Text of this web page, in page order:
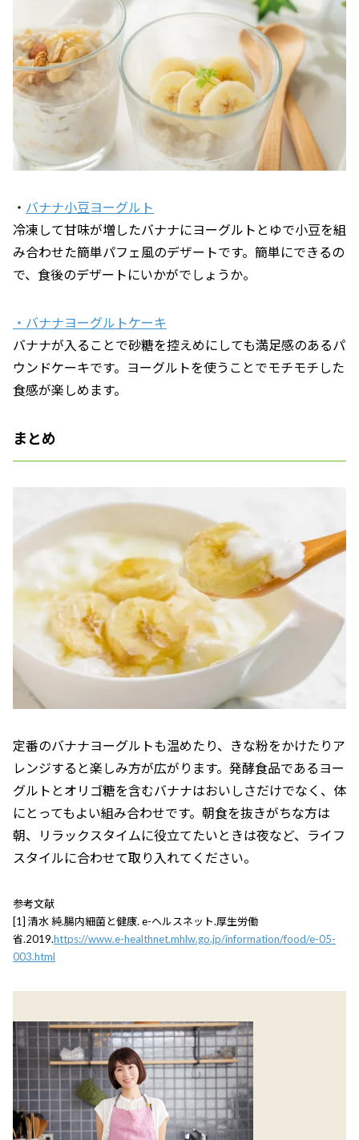
・ バナナ小豆ヨーグルト
冷凍して甘味が増したバナナにヨーグルトとゆで小豆を組
み合わせた簡単パフェ風のデザートです。簡単にできるの
で、食後のデザートにいかがでしょうか。
・バナナヨーグルトケーキ
バナナが入ることで砂糖を控えめにしても満足感のあるパ
ウンドケーキです。ヨーグルトを使うことでモチモチした
食感が楽しめます。
まとめ
定番のバナナヨーグルトも温めたり、きな粉をかけたりア
レンジすると楽しみ方が広がります。発酵食品であるヨー
グルトとオリゴ糖を含むバナナはおいしさだけでなく、体
にとってもよい組み合わせです。朝食を抜きがちな方は
朝、リラックスタイムに役立てたいときは夜など、ライフ
スタイルに合わせて取り入れてください。
参考文献
[1] 清水 純.腸内細菌と健康. e-ヘルスネット.厚生労働
省.2019.https://www.e-healthnet.mhlw.go.jp/information/food/e-05-
003.html